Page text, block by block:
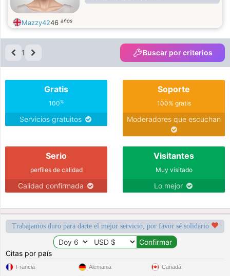
Mazzy4246 años
1 Buscar por criterios
Gratis
100%
Servicios gratuitos
Soporte
100% gratis
Moderadores que escuchan
Serio
perfiles de calidad
Calidad confirmada
Visitantes
Muy visitado
Lo mejor
Trabajamos duro para darte el mejor servicio, por favor sé solidario
Citas por país
Francia Alemania Canadá